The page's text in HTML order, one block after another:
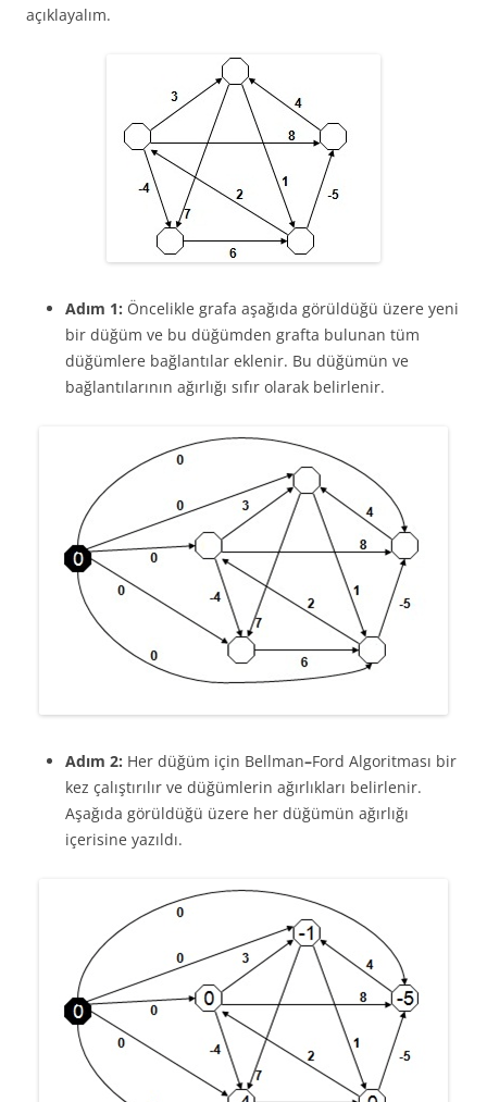
açıklayalım.
Adım 1: Öncelikle grafa aşağıda görüldüğü üzere yeni
bir düğüm ve bu düğümden grafta bulunan tüm
düğümlere bağlantılar eklenir. Bu düğümün ve
bağlantılarının ağırlığı sıfır olarak belirlenir.
Adım 2: Her düğüm için Bellman–Ford Algoritması bir
kez çalıştırılır ve düğümlerin ağırlıkları belirlenir.
Aşağıda görüldüğü üzere her düğümün ağırlığı
içerisine yazıldı.